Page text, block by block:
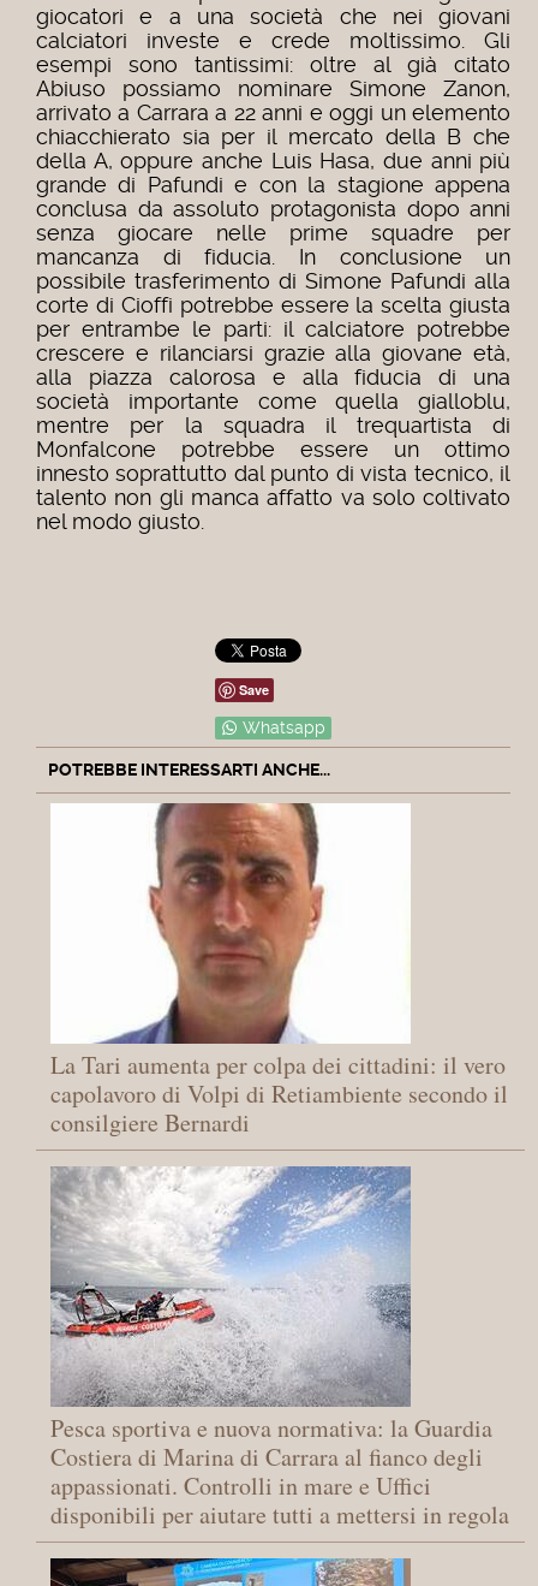
giocatori e a una società che nei giovani
calciatori investe e crede moltissimo. Gli
esempi sono tantissimi: oltre al già citato
Abiuso possiamo nominare Simone Zanon,
arrivato a Carrara a 22 anni e oggi un elemento
chiacchierato sia per il mercato della B che
della A, oppure anche Luis Hasa, due anni più
grande di Pafundi e con la stagione appena
conclusa da assoluto protagonista dopo anni
senza giocare nelle prime squadre per
mancanza di fiducia. In conclusione un
possibile trasferimento di Simone Pafundi alla
corte di Cioffi potrebbe essere la scelta giusta
per entrambe le parti: il calciatore potrebbe
crescere e rilanciarsi grazie alla giovane età,
alla piazza calorosa e alla fiducia di una
società importante come quella gialloblu,
mentre per la squadra il trequartista di
Monfalcone potrebbe essere un ottimo
innesto soprattutto dal punto di vista tecnico, il
talento non gli manca affatto va solo coltivato
nel modo giusto.
Save
Whatsapp
POTREBBE INTERESSARTI ANCHE...
La Tari aumenta per colpa dei cittadini: il vero
capolavoro di Volpi di Retiambiente secondo il
consilgiere Bernardi
Pesca sportiva e nuova normativa: la Guardia
Costiera di Marina di Carrara al fianco degli
appassionati. Controlli in mare e Uffici
disponibili per aiutare tutti a mettersi in regola